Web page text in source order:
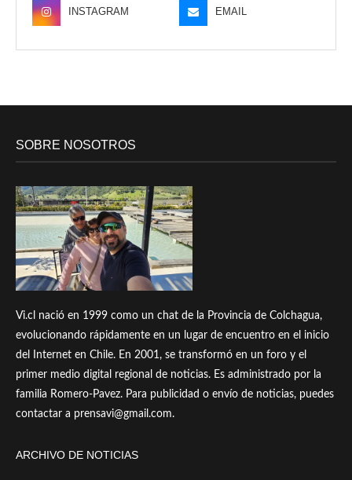
INSTAGRAM EMAIL
SOBRE NOSOTROS
Vi.cl nació en 1999 como un chat de la Provincia de Colchagua,
evolucionando rápidamente en un lugar de encuentro en el inicio
del Internet en Chile. En 2001, se transformó en un foro y el
primer medio digital regional de noticias. Es administrado por la
familia Romero-Pavez. Para publicidad o envío de noticias, puedes
contactar a prensavi@gmail.com.
ARCHIVO DE NOTICIAS